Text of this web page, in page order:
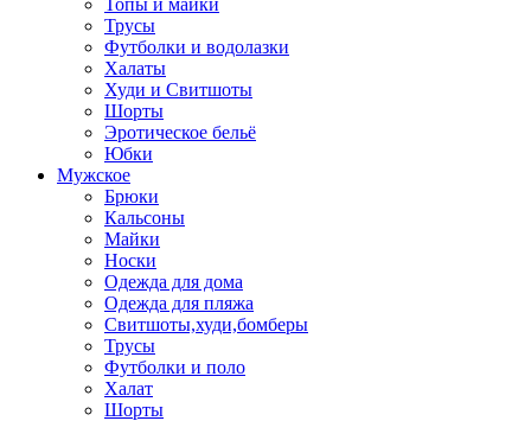
Топы и майки
Трусы
Футболки и водолазки
Халаты
Худи и Свитшоты
Шорты
Эротическое бельё
Юбки
Мужское
Брюки
Кальсоны
Майки
Носки
Одежда для дома
Одежда для пляжа
Свитшоты,худи,бомберы
Трусы
Футболки и поло
Халат
Шорты